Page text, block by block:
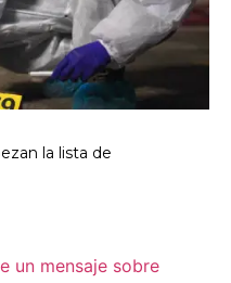
la lista de